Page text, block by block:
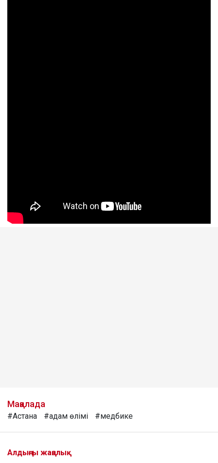
Мақалада
#Астана #адам өлімі #медбике
Алдыңғы жаңалық